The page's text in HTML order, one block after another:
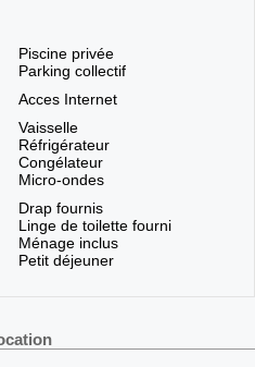
Piscine privée
Parking collectif
Acces Internet
Vaisselle
Réfrigérateur
Congélateur
Micro-ondes
Drap fournis
Linge de toilette fourni
Ménage inclus
Petit déjeuner